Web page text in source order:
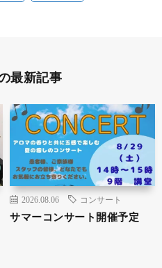
最新記事
2026.08.06 コンサート
サマーコンサート開催予定